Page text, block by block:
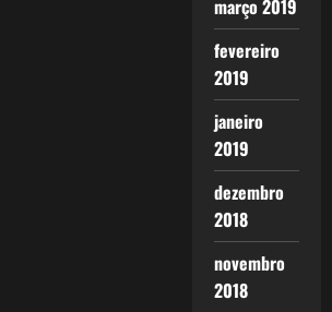
março 2019
fevereiro
2019
janeiro
2019
dezembro
2018
novembro
2018